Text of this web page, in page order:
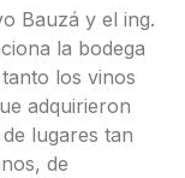
Bauzá y el ing.
la bodega
los vinos
adquirieron
lugares tan
de